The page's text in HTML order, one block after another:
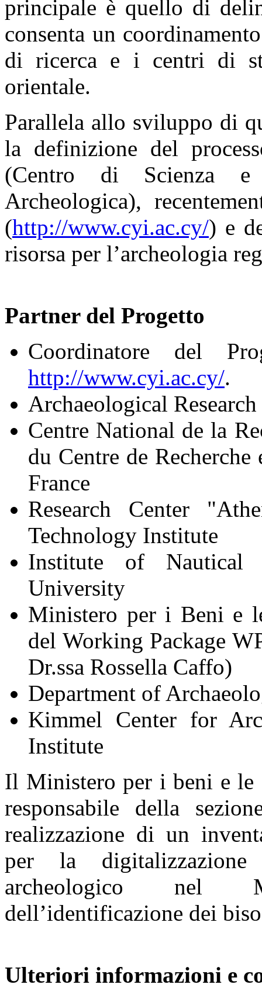
principale è quello di
consenta un
di ricerca e i centri di
orientale.
Parallela allo sviluppo di
la definizione del
(Centro di Scienza
Archeologica),
(http://www.cyi.ac.cy/) e
risorsa per l’archeologia
Partner del Progetto
Coordinatore del
http://www.cyi.ac.cy/.
Archaeological
Centre National de la
du Centre de Recherche
France
Research Center
Technology Institute
Institute of Nautical
University
Ministero per i Beni e
del Working Package
Dr.ssa Rossella Caffo)
Department of
Kimmel Center for
Institute
Il Ministero per i beni e
responsabile della
realizzazione di un
per la
archeologico nel
dell’identificazione dei
Ulteriori informazioni e